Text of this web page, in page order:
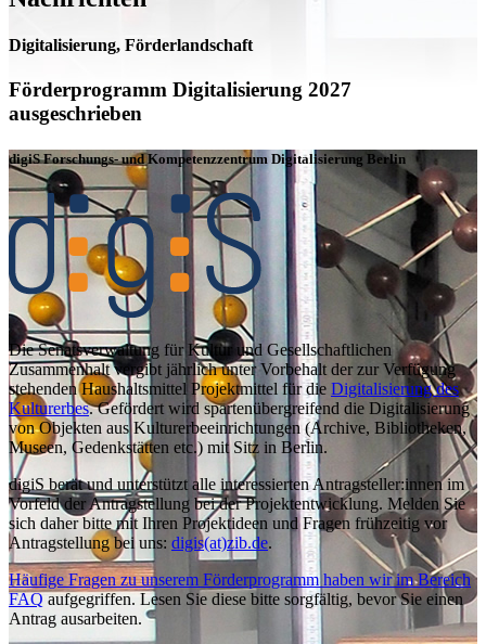
Digitalisierung, Förderlandschaft
Förderprogramm Digitalisierung 2027
ausgeschrieben
digiS Forschungs- und Kompetenzzentrum Digitalisierung Berlin
Die Senatsverwaltung für Kultur und Gesellschaftlichen
Zusammenhalt vergibt jährlich unter Vorbehalt der zur Verfügung
stehenden Haushaltsmittel Projektmittel für die Digitalisierung des
Kulturerbes. Gefördert wird spartenübergreifend die Digitalisierung
von Objekten aus Kulturerbeeinrichtungen (Archive, Bibliotheken,
Museen, Gedenkstätten etc.) mit Sitz in Berlin.
digiS berät und unterstützt alle interessierten Antragsteller:innen im
Vorfeld der Antragstellung bei der Projektentwicklung. Melden Sie
sich daher bitte mit Ihren Projektideen und Fragen frühzeitig vor
Antragstellung bei uns: digis(at)zib.de.
Häufige Fragen zu unserem Förderprogramm haben wir im Bereich
FAQaufgegriffen. Lesen Sie diese bitte sorgfältig, bevor Sie einen
Antrag ausarbeiten.